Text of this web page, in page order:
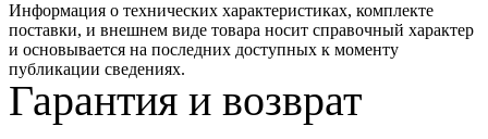
Информация о технических характеристиках, комплекте
поставки, и внешнем виде товара носит справочный характер
и основывается на последних доступных к моменту
публикации сведениях.
Гарантия и возврат